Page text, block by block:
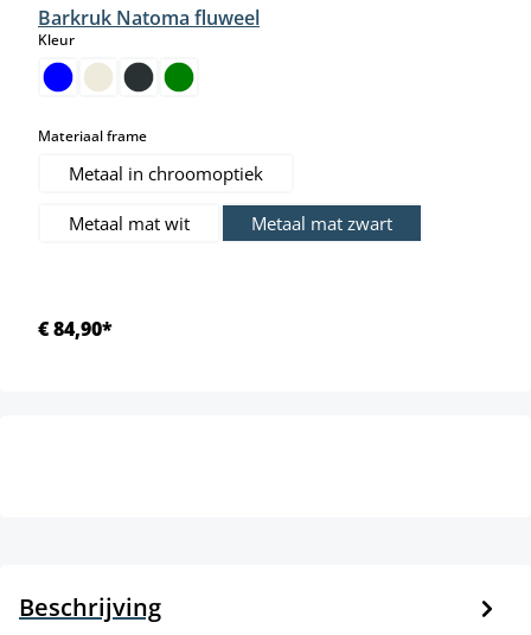
Barkruk Natoma fluweel
Kleurselect
Materiaal frameselect
Metaal in chroomoptiek
Metaal mat wit Metaal mat zwart
€ 84,90*
Beschrijving